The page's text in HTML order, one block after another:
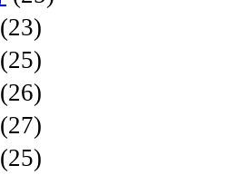
(23)
(25)
(26)
(27)
(25)